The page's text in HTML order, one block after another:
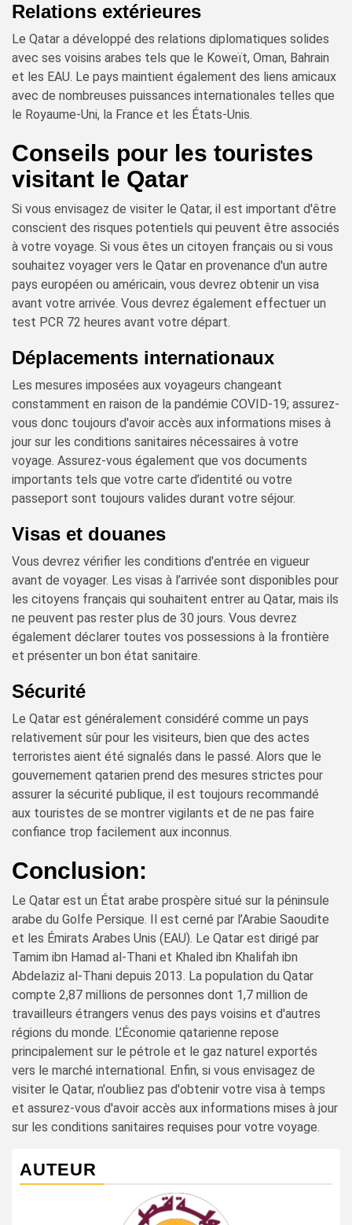
Relations extérieures
Le Qatar a développé des relations diplomatiques solides
avec ses voisins arabes tels que le Koweït, Oman, Bahrain
et les EAU. Le pays maintient également des liens amicaux
avec de nombreuses puissances internationales telles que
le Royaume-Uni, la France et les États-Unis.
Conseils pour les touristes
visitant le Qatar
Si vous envisagez de visiter le Qatar, il est important d'être
conscient des risques potentiels qui peuvent être associés
à votre voyage. Si vous êtes un citoyen français ou si vous
souhaitez voyager vers le Qatar en provenance d'un autre
pays européen ou américain, vous devrez obtenir un visa
avant votre arrivée. Vous devrez également effectuer un
test PCR 72 heures avant votre départ.
Déplacements internationaux
Les mesures imposées aux voyageurs changeant
constamment en raison de la pandémie COVID-19; assurez-
vous donc toujours d'avoir accès aux informations mises à
jour sur les conditions sanitaires nécessaires à votre
voyage. Assurez-vous également que vos documents
importants tels que votre carte d’identité ou votre
passeport sont toujours valides durant votre séjour.
Visas et douanes
Vous devrez vérifier les conditions d'entrée en vigueur
avant de voyager. Les visas à l’arrivée sont disponibles pour
les citoyens français qui souhaitent entrer au Qatar, mais ils
ne peuvent pas rester plus de 30 jours. Vous devrez
également déclarer toutes vos possessions à la frontière
et présenter un bon état sanitaire.
Sécurité
Le Qatar est généralement considéré comme un pays
relativement sûr pour les visiteurs, bien que des actes
terroristes aient été signalés dans le passé. Alors que le
gouvernement qatarien prend des mesures strictes pour
assurer la sécurité publique, il est toujours recommandé
aux touristes de se montrer vigilants et de ne pas faire
confiance trop facilement aux inconnus.
Conclusion:
Le Qatar est un État arabe prospère situé sur la péninsule
arabe du Golfe Persique. Il est cerné par l’Arabie Saoudite
et les Émirats Arabes Unis (EAU). Le Qatar est dirigé par
Tamim ibn Hamad al-Thani et Khaled ibn Khalifah ibn
Abdelaziz al-Thani depuis 2013. La population du Qatar
compte 2,87 millions de personnes dont 1,7 million de
travailleurs étrangers venus des pays voisins et d'autres
régions du monde. L’Économie qatarienne repose
principalement sur le pétrole et le gaz naturel exportés
vers le marché international. Enfin, si vous envisagez de
visiter le Qatar, n'oubliez pas d'obtenir votre visa à temps
et assurez-vous d'avoir accès aux informations mises à jour
sur les conditions sanitaires requises pour votre voyage.
AUTEUR